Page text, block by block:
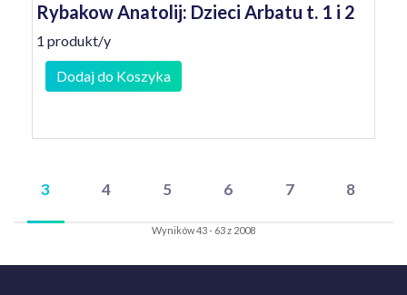
Rybakow Anatolij: Dzieci Arbatu t. 1 i 2
1 produkt/y
Dodaj do Koszyka
3 4 5 6 7 8
Wyników 43 - 63 z 2008